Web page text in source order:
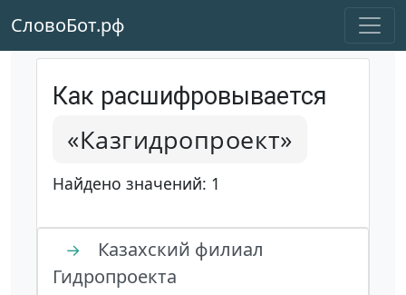
СловоБот.рф
Как расшифровывается
«Казгидропроект»
Найдено значений: 1
→
Казахский филиал
Гидропроекта